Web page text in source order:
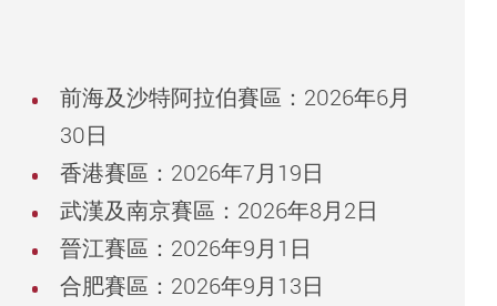
前海及沙特阿拉伯賽區：2026年6月
30日
香港賽區：2026年7月19日
武漢及南京賽區：2026年8月2日
晉江賽區：2026年9月1日
合肥賽區：2026年9月13日